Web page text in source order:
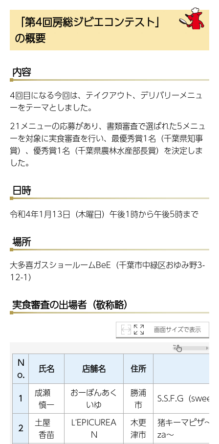
「第4回房総ジビエコンテスト」
の概要
内容
4回目になる今回は、テイクアウト、デリバリーメニュ
ーをテーマとしました。
21メニューの応募があり、書類審査で選ばれた5メニュ
ーを対象に実食審査を行い、最優秀賞1名（千葉県知事
賞）、優秀賞1名（千葉県農林水産部長賞）を決定しま
した。
日時
令和4年1月13日（木曜日）午後1時から午後5時まで
場所
大多喜ガスショールームBeE（千葉市中緑区おゆみ野3-
12-1）
実食審査の出場者（敬称略）
画面サイズで表示
N
o.
氏名 店舗名 住所
1
成瀬
慎一
おーぼんあく
いゆ
勝浦
市
S.S.F.G（
2
土屋
香苗
L'EPICUREA
N
木更
津市
猪キーマピザ
za～